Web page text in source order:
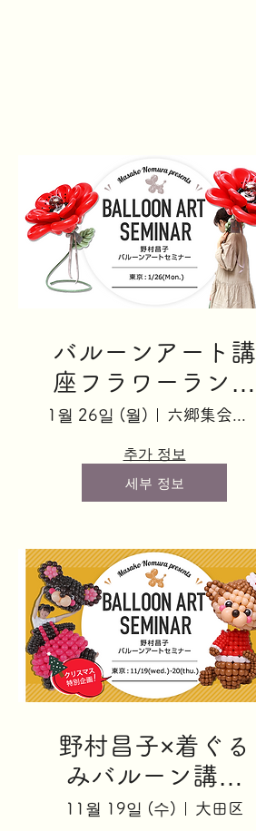
バルーンアート講
座フラワーランプ
【東京】「アネモ
ネ」
1월 26일 (월)
추가 정보
세부 정보
野村昌子×着ぐる
みバルーン講座
【東京】「おさる
11월 19일 (수) 大田区